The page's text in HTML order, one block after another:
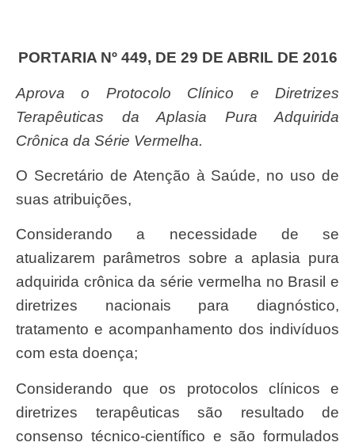
PORTARIA Nº 449, DE 29 DE ABRIL DE 2016
Aprova o Protocolo Clínico e Diretrizes
Terapêuticas da Aplasia Pura Adquirida
Crônica da Série Vermelha.
O Secretário de Atenção à Saúde, no uso de
suas atribuições,
Considerando a necessidade de se
atualizarem parâmetros sobre a aplasia pura
adquirida crônica da série vermelha no Brasil e
diretrizes nacionais para diagnóstico,
tratamento e acompanhamento dos indivíduos
com esta doença;
Considerando que os protocolos clínicos e
diretrizes terapêuticas são resultado de
consenso técnico-científico e são formulados